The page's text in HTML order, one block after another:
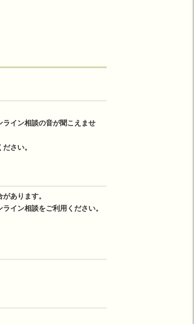
イン相談の音が聞こえませ
さい。
あります。
イン相談をご利用ください。